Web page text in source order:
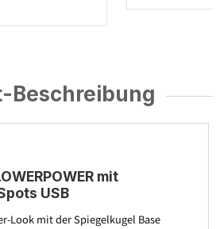
Beschreibung
mit
USB
Look mit der Spiegelkugel Base